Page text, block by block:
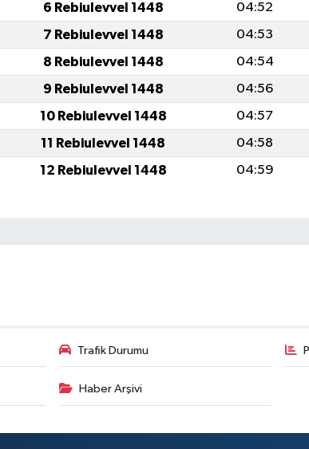
6 Rebiulevvel 1448 04:52
7 Rebiulevvel 1448 04:53
8 Rebiulevvel 1448 04:54
9 Rebiulevvel 1448 04:56
10 Rebiulevvel 1448 04:57
11 Rebiulevvel 1448 04:58
12 Rebiulevvel 1448 04:59
Trafik Durumu
Haber Arşivi